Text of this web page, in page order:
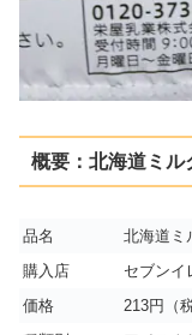
概要：北海道ミル
品名
北海道ミ
購入店
セブンイ
価格
213円（